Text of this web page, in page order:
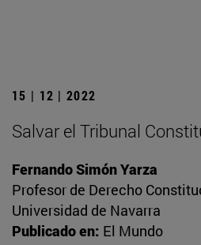
15 | 12 | 2022
Salvar el Tribunal
Fernando Simón Yarza
Profesor de Derecho
Universidad de Navarra
Publicado en: El Mundo